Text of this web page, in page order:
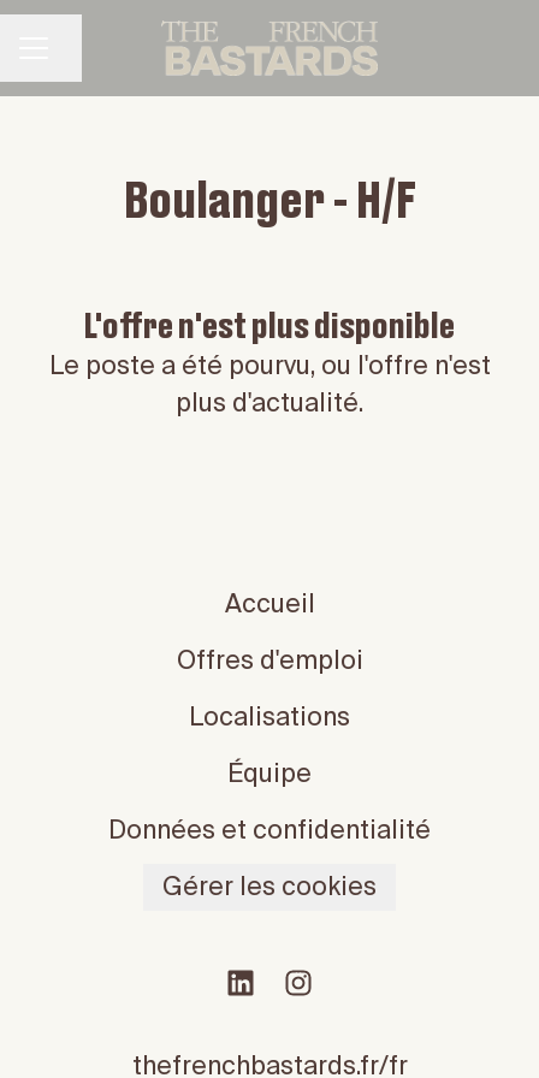
Partager la page
Boulanger - H/F
L'offre n'est plus disponible
Le poste a été pourvu, ou l'offre n'est
plus d'actualité.
Accueil
Offres d'emploi
Localisations
Équipe
Données et confidentialité
Gérer les cookies
thefrenchbastards.fr/fr